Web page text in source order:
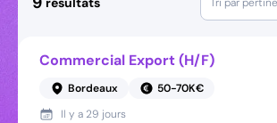
Commercial Export (H/F)
Bordeaux
50-70K€
Il y a 29 jours